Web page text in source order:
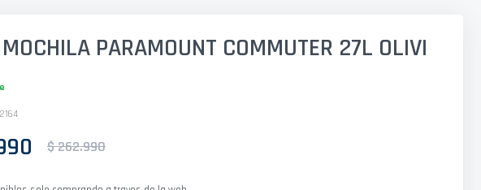
PARAMOUNT COMMUTER 27L OLIVI
$ 262.990